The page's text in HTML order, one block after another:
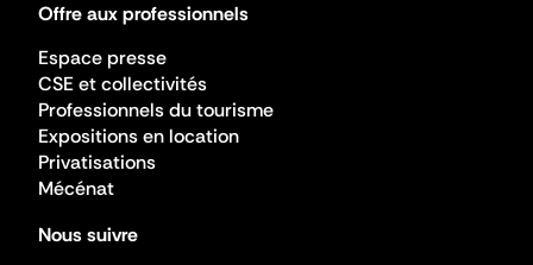
Offre aux professionnels
Espace presse
CSE et collectivités
Professionnels du tourisme
Expositions en location
Privatisations
Mécénat
Nous suivre